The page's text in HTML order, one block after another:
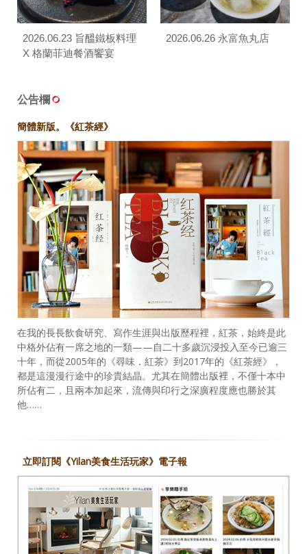
2026.06.23 旨醞鐵板料理
X 格蘭菲迪餐酒饗宴
2026.06.26 永富魚丸店
公告欄
簡體新版。《紅茶經》
在我的長長飲食研究、寫作生涯與出版歷程裡，紅茶，始終是此
中格外佔有一席之地的一類——自二十多歲沉浸投入至今已逾三
十年，而從2005年的《尋味．紅茶》到2017年的《紅茶經》，
都是這漫漫行途中的珍貴結晶。尤其在簡體出版裡，不僅十本中
所佔有二，且兩本加起來，流傳與印行之深廣程度應也勝於其
他……
立即訂閱《Yilan美食生活玩家》電子報